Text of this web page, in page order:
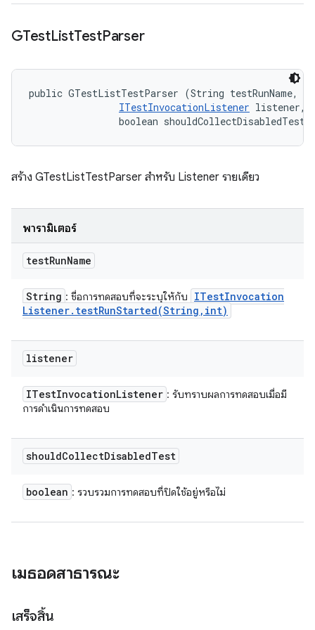
GTestListTestParser
public GTestListTestParser (String testRunName,
ITestInvocationListener listener,
                boolean shouldCollectDisabledTest)
สร้าง GTestListTestParser สำหรับ Listener รายเดียว
พารามิเตอร์
testRunName
String : ชื่อการทดสอบที่จะระบุให้กับ ITestInvocation
Listener. testRunStarted(String , int)
listener
ITestInvocationListener : รับทราบผลการทดสอบเมื่อมี
การดำเนินการทดสอบ
shouldCollectDisabledTest
boolean : รวบรวมการทดสอบที่ปิดใช้อยู่หรือไม่
เมธอดสาธารณะ
เสร็จสิ้น